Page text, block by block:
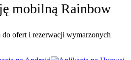
mobilną Rainbow
do ofert i rezerwacji wymarzonych